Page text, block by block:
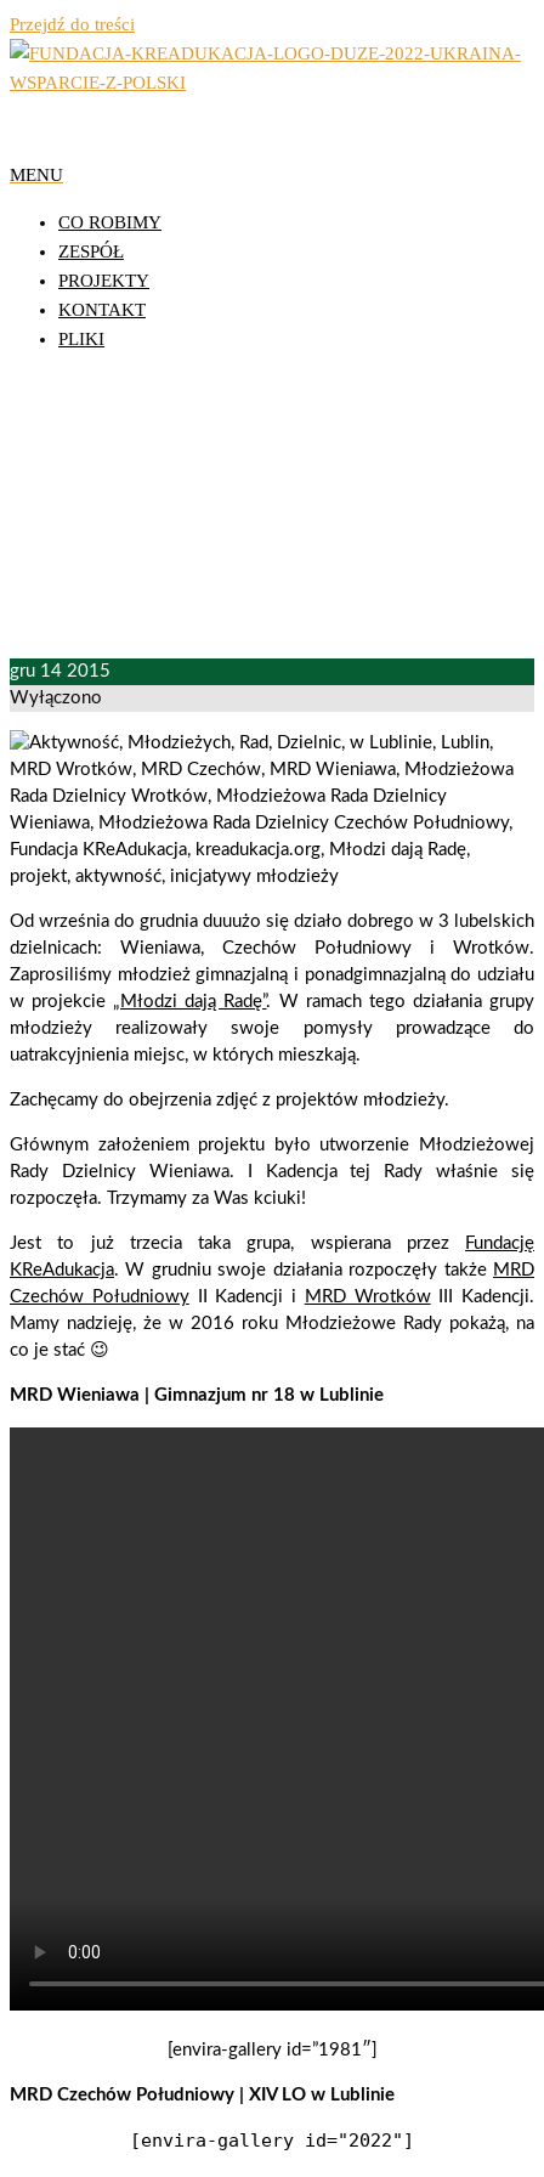
Przejdź do treści
Fundacja Działań
Edukacyjnych
KReAdukacja
MENU
CO ROBIMY
ZESPÓŁ
PROJEKTY
KONTAKT
PLIKI
gru 14 2015
Wyłączono
Od września do grudnia duuużo się działo dobrego w 3 lubelskich
dzielnicach: Wieniawa, Czechów Południowy i Wrotków.
Zaprosiliśmy młodzież gimnazjalną i ponadgimnazjalną do udziału
w projekcie „Młodzi dają Radę”. W ramach tego działania grupy
młodzieży realizowały swoje pomysły prowadzące do
uatrakcyjnienia miejsc, w których mieszkają.
Zachęcamy do obejrzenia zdjęć z projektów młodzieży.
Głównym założeniem projektu było utworzenie Młodzieżowej
Rady Dzielnicy Wieniawa. I Kadencja tej Rady właśnie się
rozpoczęła. Trzymamy za Was kciuki!
Jest to już trzecia taka grupa, wspierana przez
Fundację
KReAdukacja. W grudniu swoje działania rozpoczęły także MRD
Czechów PołudniowyII Kadencji i MRD WrotkówIII Kadencji.
Mamy nadzieję, że w 2016 roku Młodzieżowe Rady pokażą, na
co je stać 😉
MRD Wieniawa | Gimnazjum nr 18 w Lublinie
[envira-gallery id=”1981″]
MRD Czechów Południowy | XIV LO w Lublinie
[envira-gallery id="2022"]